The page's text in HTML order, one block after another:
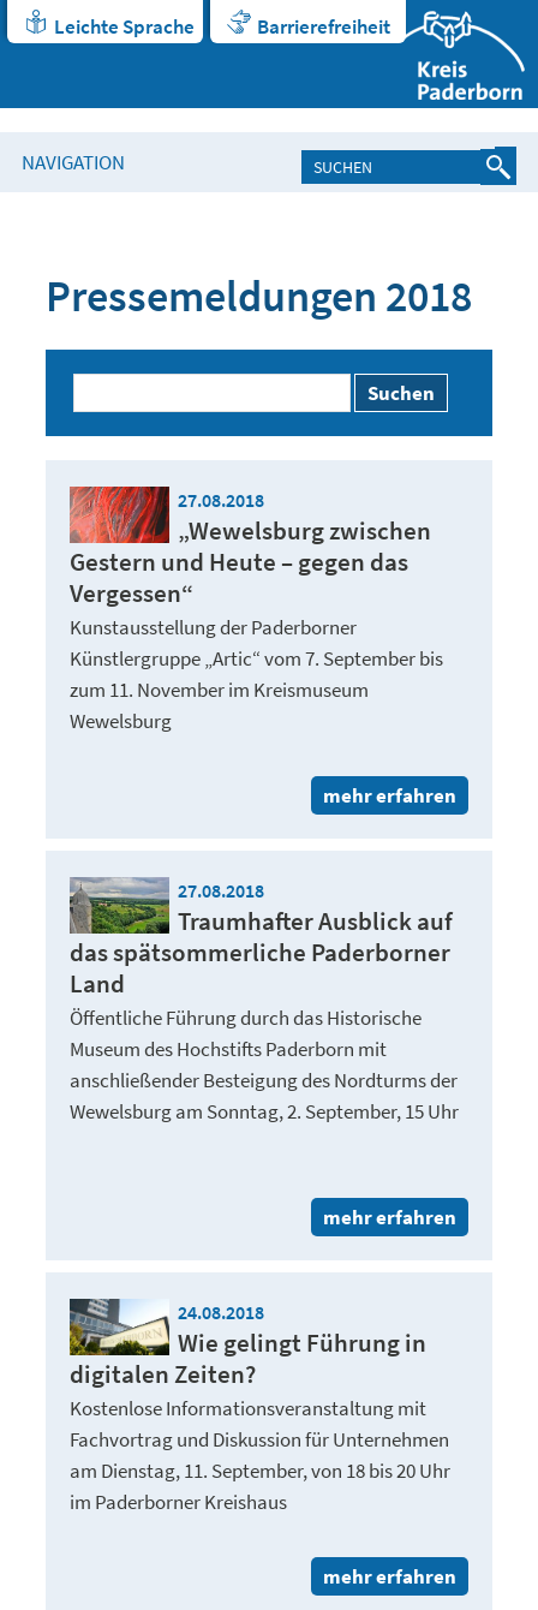
Leichte Sprache Barrierefreiheit
NAVIGATION
Pressemeldungen 2018
Suchen
27.08.2018
„Wewelsburg zwischen
Gestern und Heute – gegen das
Vergessen“
Kunstausstellung der Paderborner
Künstlergruppe „Artic“ vom 7. September bis
zum 11. November im Kreismuseum
Wewelsburg
mehr erfahren
27.08.2018
Traumhafter Ausblick auf
das spätsommerliche Paderborner
Land
Öffentliche Führung durch das Historische
Museum des Hochstifts Paderborn mit
anschließender Besteigung des Nordturms der
Wewelsburg am Sonntag, 2. September, 15 Uhr
mehr erfahren
24.08.2018
Wie gelingt Führung in
digitalen Zeiten?
Kostenlose Informationsveranstaltung mit
Fachvortrag und Diskussion für Unternehmen
am Dienstag, 11. September, von 18 bis 20 Uhr
im Paderborner Kreishaus
mehr erfahren